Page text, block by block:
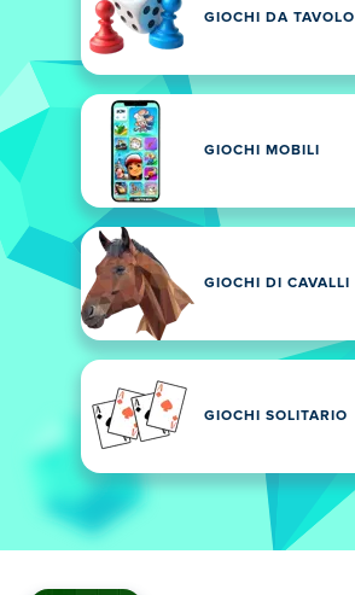
GIOCHI DA TAVOLO
GIOCHI MOBILI
GIOCHI DI CAVALLI
GIOCHI SOLITARIO